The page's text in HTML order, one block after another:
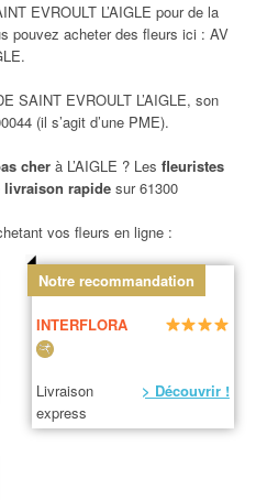
EVROULT L’AIGLE pour de la
pouvez acheter des fleurs ici : AV
SAINT EVROULT L’AIGLE, son
(il s’agit d’une PME).
cherà L’AIGLE ? Les fleuristes
livraison rapide sur 61300
vos fleurs en ligne :
Notre recommandation
INTERFLORA
Livraison
express
> Découvrir !